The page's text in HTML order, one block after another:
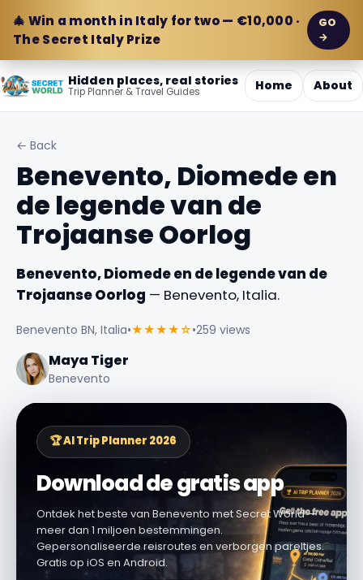
🎄 Win a month in Italy for two — €10,000 ·
The Secret Italy Prize
GO
→
Hidden places, real stories
Trip Planner & Travel Guides Home About
← Back
Benevento, Diomede en
de legende van de
Trojaanse Oorlog
Benevento, Diomede en de legende van de
Trojaanse Oorlog — Benevento, Italia.
Benevento BN, Italia•★★★★☆•259 views
Maya Tiger
Benevento
🏆 AI Trip Planner 2026
Download de gratis app
Ontdek het beste van Benevento met Secret World —
meer dan 1 miljoen bestemmingen.
Gepersonaliseerde reisroutes en verborgen pareltjes.
Gratis op iOS en Android.